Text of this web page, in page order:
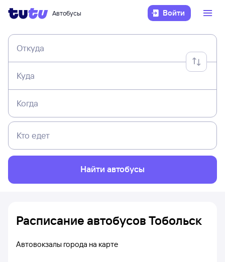
Автобусы Войти
Откуда
Куда
Когда
Кто едет
Найти автобусы
Расписание автобусов Тобольск
Автовокзалы города на карте